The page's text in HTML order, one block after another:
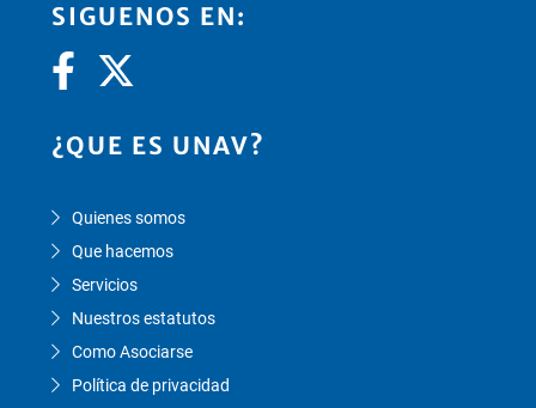
SIGUENOS EN:
¿QUE ES UNAV?
Quienes somos
Que hacemos
Servicios
Nuestros estatutos
Como Asociarse
Política de privacidad